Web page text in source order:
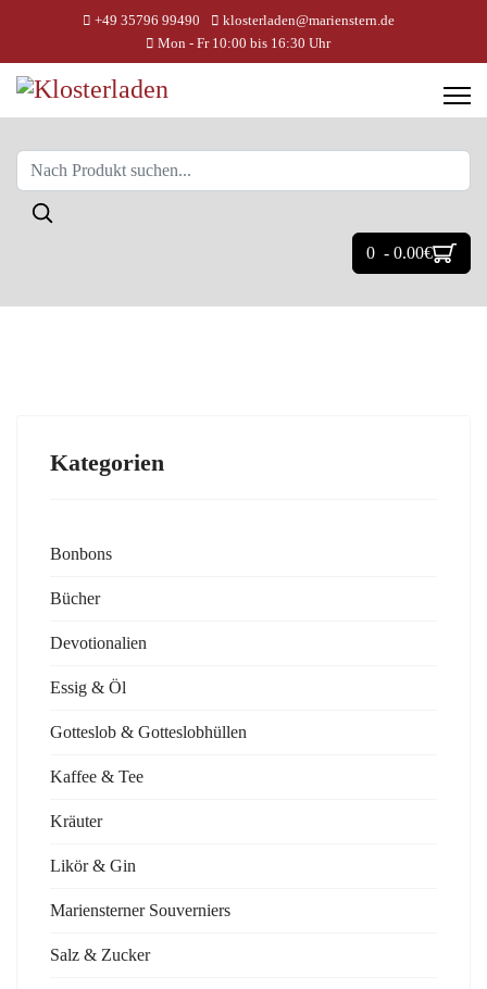
+49 35796 99490
klosterladen@marienstern.de
Mon - Fr 10:00 bis 16:30 Uhr
0 - 0.00‎€
Kategorien
Bonbons
Bücher
Devotionalien
Essig & Öl
Gotteslob & Gotteslobhüllen
Kaffee & Tee
Kräuter
Likör & Gin
Mariensterner Souverniers
Salz & Zucker